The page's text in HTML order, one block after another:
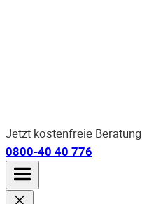
Jetzt kostenfreie Beratung
0800-40 40 776